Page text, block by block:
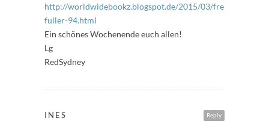
http://worldwidebookz.blogspot.de/2015/03/freitags-
fuller-94.html
Ein schönes Wochenende euch allen!
Lg
RedSydney
Reply
INES